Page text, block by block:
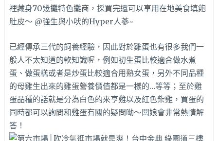
已經傳承三代的飼養經驗，因此對於雞蛋也有很多我們一
般人不太知道的軟知識喔，例如初生蛋比較適合做水煮
蛋、做蛋糕或者是炒蛋比較適合用熟女蛋，另外不同品種
的母雞生出來的雞蛋營養價值都是一樣的…等等；至於雞
蛋品種的話就是分為白色的來亨雞以及紅色柴雞，買蛋的
同時都可以詢問和雞蛋有關的疑問呦～闆娘會非常熱情解
答！